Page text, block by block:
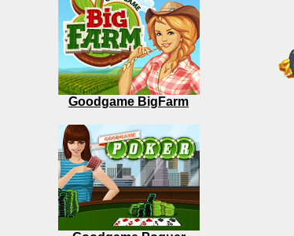
Goodgame BigFarm